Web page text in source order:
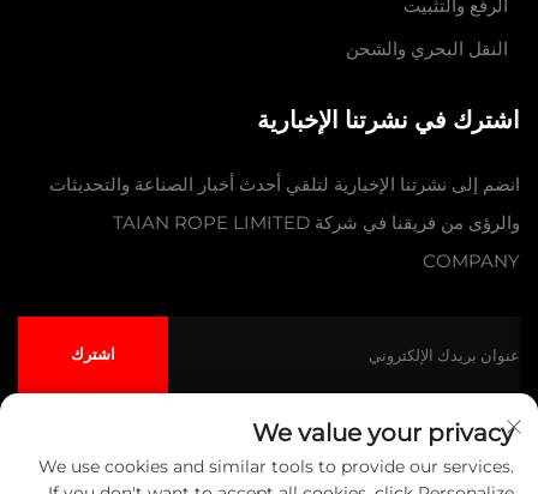
الرفع والتثبيت
النقل البحري والشحن
اشترك في نشرتنا الإخبارية
انضم إلى نشرتنا الإخبارية لتلقي أحدث أخبار الصناعة والتحديثات
والرؤى من فريقنا في شركة TAIAN ROPE LIMITED
COMPANY
اشترك
حقوق النشر © شركة تايآن للحبال المحدودة جميع الحقوق محفوظةسياسة
We value your privacy
We use cookies and similar tools to provide our services.